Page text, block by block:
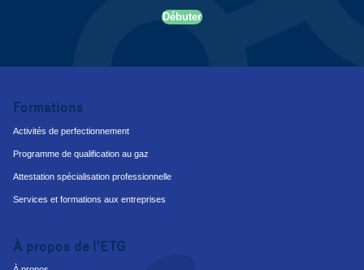
Débuter
Formations
Activités de perfectionnement
Programme de qualification au gaz
Attestation spécialisation professionnelle
Services et formations aux entreprises
À propos de l'ETG